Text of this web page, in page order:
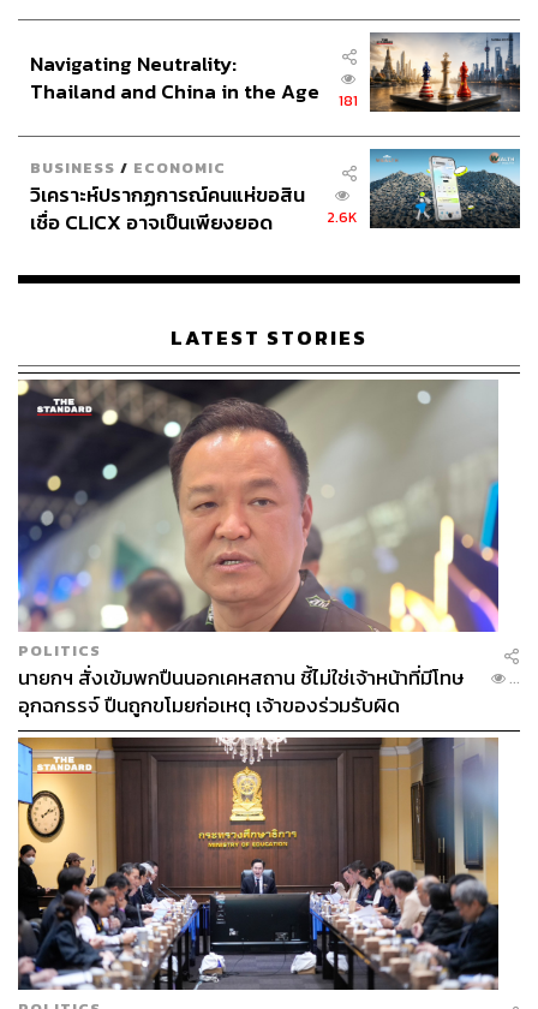
‘การแยกตัวของไครเมีย เพื่อกลับไปรวมกับ
รัสเซีย’ เป็นจุดแตกหักในความสัมพันธ์ที่อยู่ในจุด
ที่ไม่อาจหวนกลับ (Point of no return)
รัสเซียเป็นประเทศที่ให้ความสำคัญกับ
นโยบายด้านการเมือง
เรื่องชนชาติ (Ethno-politics)
กล่าวคือ รัสเซียทราบดีว่าหลัง
การล่มสลายของสหภาพโซเวียต ชนส่วนใหญ่อย่างชาว
รัสเซียยังคงอาศัยอยู่ในประเทศต่างๆ ของอดีตสหภาพ
โซเวียต ซึ่งบางประเทศ เช่น กลุ่มประเทศบอลติก ก็มีนโยบาย
ที่กีดกันชนเชื้อสายรัสเซีย ดังนั้นรัฐบายรัสเซียจึงให้การ
สนับสนุนและมอบสิทธิพิเศษ เช่น มอบทุนการศึกษาและการ
สนับสนุนอื่นๆ รวมไปถึงรัฐบาลรัสเซียถือว่าภารกิจในการ
ปกป้องและคุ้มครอง Russian Compatriot เหล่านี้เป็นหนึ่งใน
ผลประโยชน์แห่งชาติของรัสเซียโดยรวมเช่นกัน อย่างกรณี
ของไครเมียก็เช่นกัน เมื่อมีกระแสข่าวถึงการไม่รับรองความ
ปลอดภัยต่อชาวรัสเซียในแผ่นดินยูเครน ชาวไครเมียซึ่งส่วน
ใหญ่เป็นชนเชื้อสายรัสเซียเริ่มกังวลและพยายามหาทางออก
ด้วยการจัดทำประชามติสองครั้ง ครั้งแรกประชามติการแยก
ตัวออกจากยูเครน และครั้งที่สองประชามติเพื่อเข้ารวมกับ
รัสเซีย ซึ่งในขณะเดียวกันนั้นก็เกิดการสู้รบเป็นระยะเวลา
สั้นๆ ระหว่างกองกำลังรัฐบาลกลางยูเครนและฝ่ายนิยม
Navigating Neutrality:
Thailand and China in the Age
181
BUSINESS / ECONOMIC
วิเคราะห์ปรากฏการณ์คนแห่ขอสิน
เชื่อ CLICX อาจเป็นเพียงยอด
เรือนไทยที่ถูกซุกไว้
2.6K
LATEST STORIES
POLITICS
นายกฯ สั่งเข้มพกปืนนอกเคหสถาน ชี้ไม่ใช่เจ้าหน้าที่มีโทษ
อุกฉกรรจ์ ปืนถูกขโมยก่อเหตุ เจ้าของร่วมรับผิด
...